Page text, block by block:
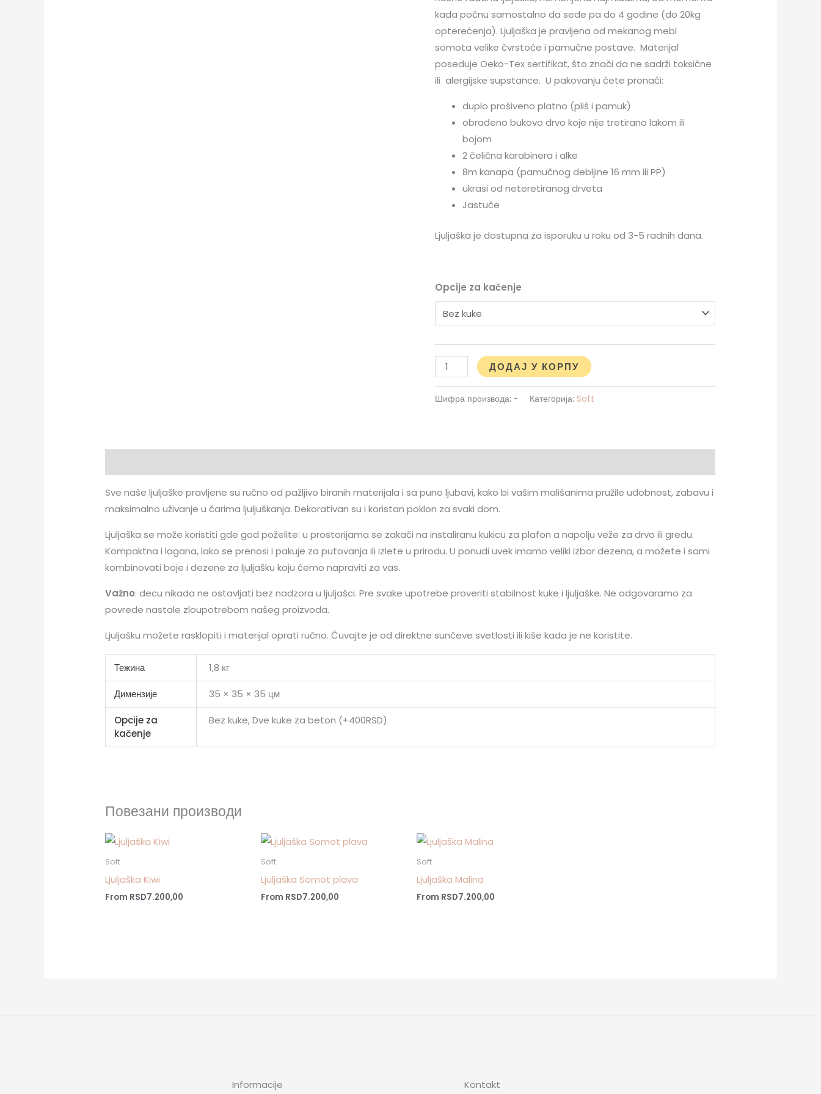
kada počnu samostalno da sede pa do 4 godine (do 20kg
opterećenja). Ljuljaška je pravljena od mekanog mebl
somota velike čvrstoće i pamučne postave. Materijal
poseduje Oeko-Tex sertifikat, što znači da ne sadrži toksične
ili alergijske supstance. U pakovanju ćete pronaći:
duplo prošiveno platno (pliš i pamuk)
obrađeno bukovo drvo koje nije tretirano lakom ili
bojom
2 čelična karabinera i alke
8m kanapa (pamučnog debljine 16 mm ili PP)
ukrasi od neteretiranog drveta
Jastuče
Ljuljaška je dostupna za isporuku u roku od 3-5 radnih dana.
Opcije za kačenje
ДОДАЈ У КОРПУ
Шифра производа: - Категорија: Soft
Sve naše ljuljaške pravljene su ručno od pažljivo biranih materijala i sa puno ljubavi, kako bi vašim mališanima pružile udobnost, zabavu i
maksimalno uživanje u čarima ljuljuškanja. Dekorativan su i koristan poklon za svaki dom.
Ljuljaška se može koristiti gde god poželite: u prostorijama se zakači na instaliranu kukicu za plafon a napolju veže za drvo ili gredu.
Kompaktna i lagana, lako se prenosi i pakuje za putovanja ili izlete u prirodu. U ponudi uvek imamo veliki izbor dezena, a možete i sami
kombinovati boje i dezene za ljuljašku koju ćemo napraviti za vas.
Važno: decu nikada ne ostavljati bez nadzora u ljuljašci. Pre svake upotrebe proveriti stabilnost kuke i ljuljaške. Ne odgovaramo za
povrede nastale zloupotrebom našeg proizvoda.
Ljuljašku možete rasklopiti i materijal oprati ručno. Čuvajte je od direktne sunčeve svetlosti ili kiše kada je ne koristite.
Тежина 1,8 кг
Димензије 35 × 35 × 35 цм
Opcije za
kačenje
Bez kuke, Dve kuke za beton (+400RSD)
Повезани производи
Soft
Ljuljaška Kiwi
From RSD7.200,00
Soft
Ljuljaška Somot plava
From RSD7.200,00
Soft
Ljuljaška Malina
From RSD7.200,00
Informacije Kontakt